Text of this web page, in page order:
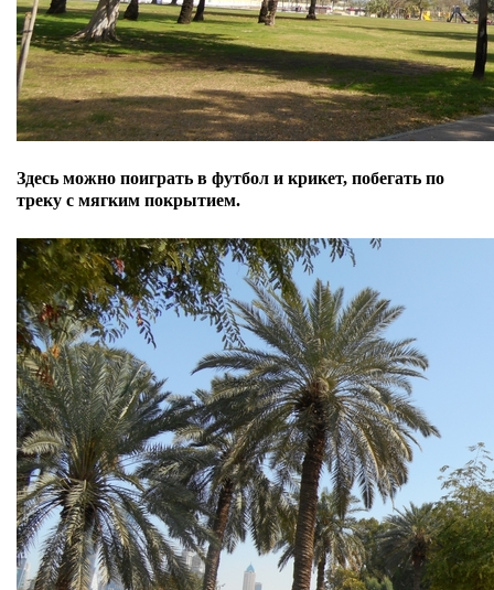
Здесь можно поиграть в футбол и крикет, побегать по
треку с мягким покрытием.